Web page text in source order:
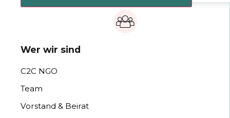
Wer wir sind
C2C NGO
Team
Vorstand & Beirat